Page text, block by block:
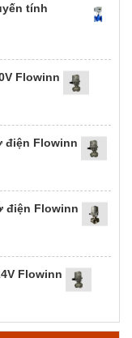
tính
Flowinn
điện Flowinn
điện Flowinn
Flowinn